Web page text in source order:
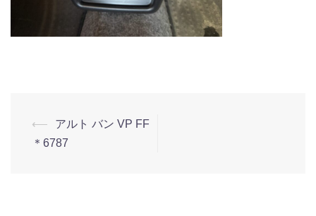
⟵
アルト バン VP FF
＊6787